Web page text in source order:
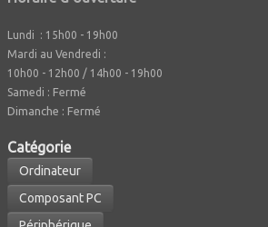
Lundi : 15h00 - 19h00
Mardi au Vendredi :
10h00 - 12h00 / 14h00 - 19h00
Samedi : Fermé
Dimanche : Fermé
Catégorie
Ordinateur
Composant PC